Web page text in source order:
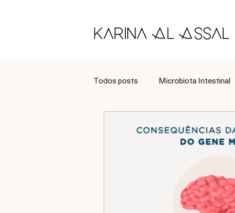
Todos posts Microbiota Intestinal